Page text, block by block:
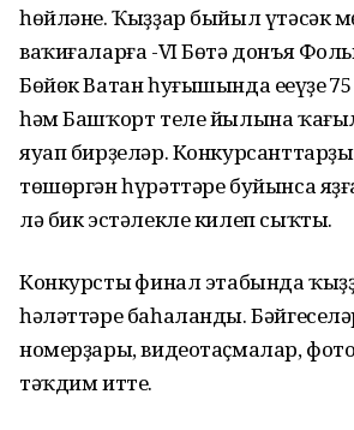
һөйләне. Ҡыҙҙар быйыл үтәсәк
ваҡиғаларға -VI Бөтә донъя
Бөйөк Ватан һуғышында еңеүҙең
һәм Башҡорт теле йылына
яуап бирҙеләр. Конкурсанттарҙың
төшөргән һүрәттәре буйынса
лә бик эстәлекле килеп сыҡты.
Конкурстың финал этабында
һәләттәре баһаланды.
номерҙары, видеотаҫмалар,
тәҡдим итте.